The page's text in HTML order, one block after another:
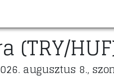
(TRY/
augusztus 8.,